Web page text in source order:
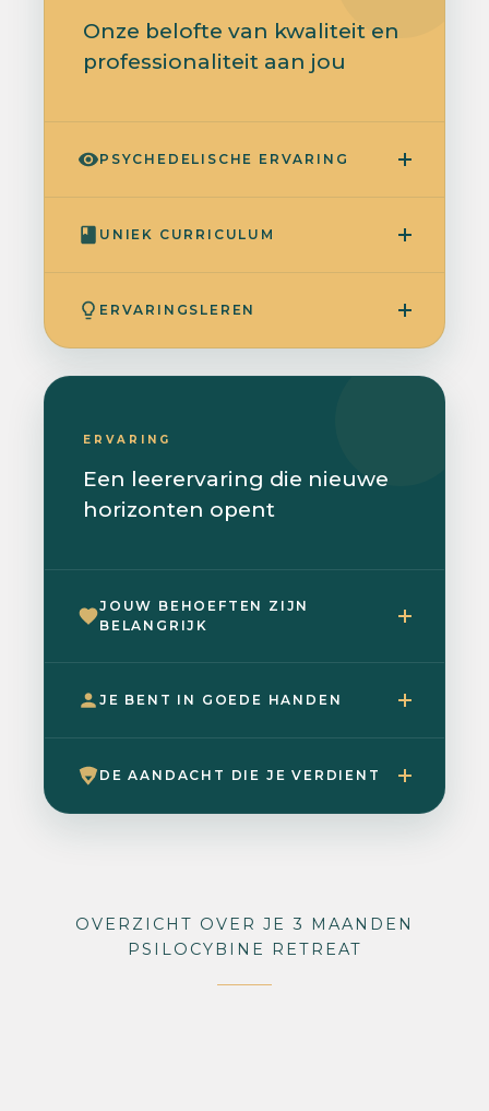
Onze belofte van kwaliteit en
professionaliteit aan jou
PSYCHEDELISCHE ERVARING
UNIEK CURRICULUM
ERVARINGSLEREN
ERVARING
Een leerervaring die nieuwe
horizonten opent
JOUW BEHOEFTEN ZIJN
BELANGRIJK
JE BENT IN GOEDE HANDEN
DE AANDACHT DIE JE VERDIENT
OVERZICHT OVER JE 3 MAANDEN
PSILOCYBINE RETREAT